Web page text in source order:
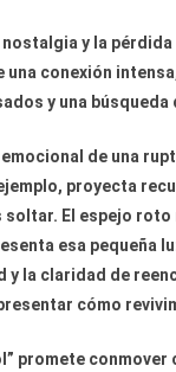
y la
conexión
y una
de una
proyecta
soltar. El espejo
esa pequeña
y la claridad de
cómo
promete